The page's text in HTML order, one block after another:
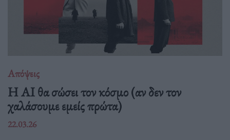
Απόψεις
Η AI θα σώσει τον κόσμο (αν δεν τον
χαλάσουμε εμείς πρώτα)
22.03.26